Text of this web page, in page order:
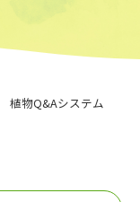
植物Q&Aシステム